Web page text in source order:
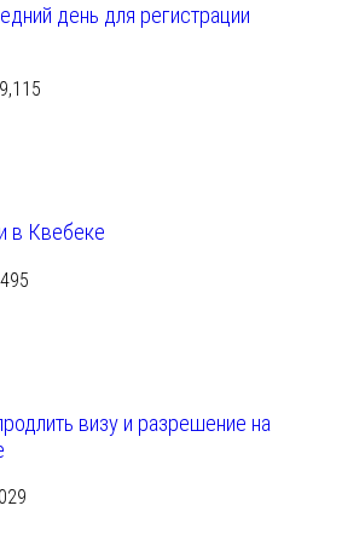
день для регистрации
в Квебеке
визу и разрешение на